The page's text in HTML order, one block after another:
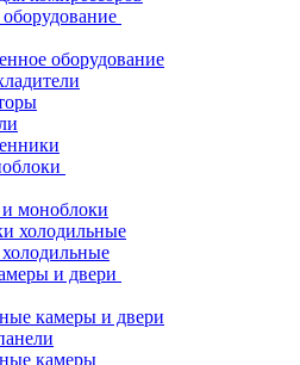
оборудование
моноблоки
холодильные
и двери
камеры и двери
камеры